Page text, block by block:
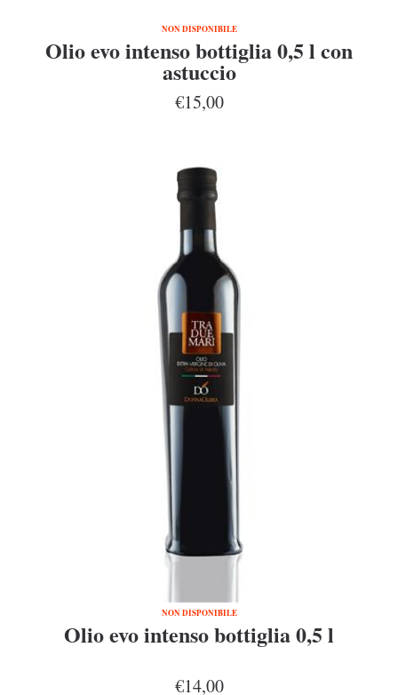
NON DISPONIBILE
Olio evo intenso bottiglia 0,5 l con
astuccio
€15,00
NON DISPONIBILE
Olio evo intenso bottiglia 0,5 l
€14,00